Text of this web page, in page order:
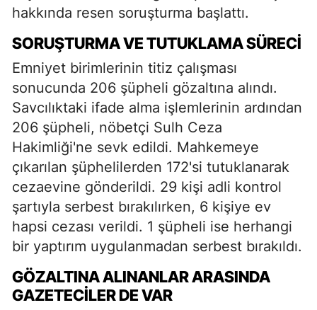
hakkında resen soruşturma başlattı.
SORUŞTURMA VE TUTUKLAMA SÜRECI
Emniyet birimlerinin titiz çalışması
sonucunda 206 şüpheli gözaltına alındı.
Savcılıktaki ifade alma işlemlerinin ardından
206 şüpheli, nöbetçi Sulh Ceza
Hakimliği'ne sevk edildi. Mahkemeye
çıkarılan şüphelilerden 172'si tutuklanarak
cezaevine gönderildi. 29 kişi adli kontrol
şartıyla serbest bırakılırken, 6 kişiye ev
hapsi cezası verildi. 1 şüpheli ise herhangi
bir yaptırım uygulanmadan serbest bırakıldı.
GÖZALTINA ALINANLAR ARASINDA
GAZETECILER DE VAR